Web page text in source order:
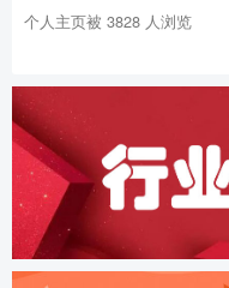
个人主页被 3828 人浏览